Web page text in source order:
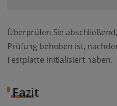
Überprüfen Sie
Prüfung behoben ist,
Festplatte initialisiert haben.
Fazit